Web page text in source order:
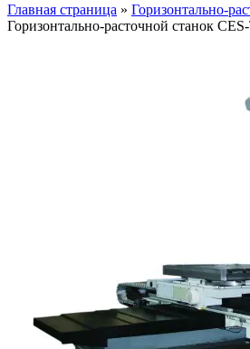
Главная страница » Горизонтально-
Горизонтально-расточной станок